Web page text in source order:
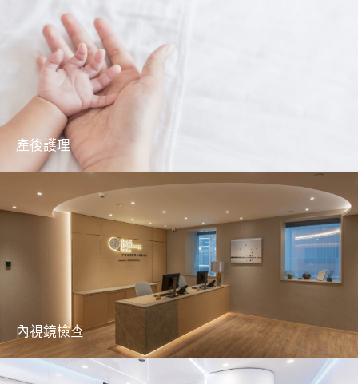
通過全方位的皮膚評估及美容護理，幫助不同
年齡層解決皮膚問題
全天候一對一母嬰護理師，讓產後媽媽調養身
心，建立母嬰親密連結
了解更多
產後護理
內視鏡檢查